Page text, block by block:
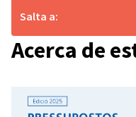
Acerca de
Salta a: